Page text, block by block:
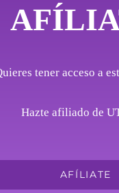
tener acceso a
Hazte afiliado de
AFÍLIATE